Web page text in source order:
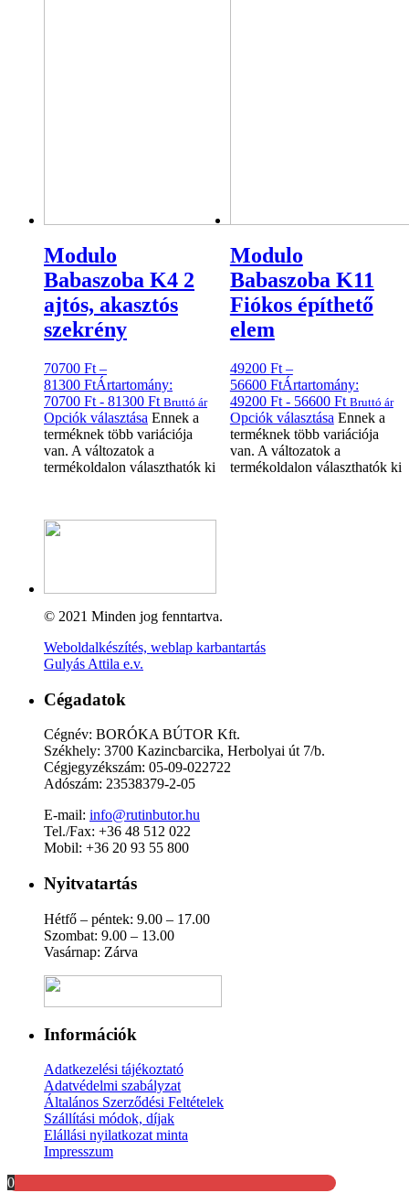
Modulo
Babaszoba K4 2
ajtós, akasztós
szekrény
70700 Ft –
81300 FtÁrtartomány:
70700 Ft - 81300 Ft Bruttó ár
Opciók választása Ennek a
terméknek több variációja
van. A változatok a
termékoldalon választhatók ki
Modulo
Babaszoba K11
Fiókos építhető
elem
49200 Ft –
56600 FtÁrtartomány:
49200 Ft - 56600 Ft Bruttó ár
Opciók választása Ennek a
terméknek több variációja
van. A változatok a
termékoldalon választhatók ki
© 2021 Minden jog fenntartva.
Weboldalkészítés, weblap karbantartás
Gulyás Attila e.v.
Cégadatok
Cégnév: BORÓKA BÚTOR Kft.
Székhely: 3700 Kazincbarcika, Herbolyai út 7/b.
Cégjegyzékszám: 05-09-022722
Adószám: 23538379-2-05
E-mail: info@rutinbutor.hu
Tel./Fax: +36 48 512 022
Mobil: +36 20 93 55 800
Nyitvatartás
Hétfő – péntek: 9.00 – 17.00
Szombat: 9.00 – 13.00
Vasárnap: Zárva
Információk
Adatkezelési tájékoztató
Adatvédelmi szabályzat
Általános Szerződési Feltételek
Szállítási módok, díjak
Elállási nyilatkozat minta
Impresszum
0